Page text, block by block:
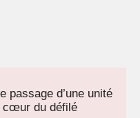
passage d’une unité
cœur du défilé